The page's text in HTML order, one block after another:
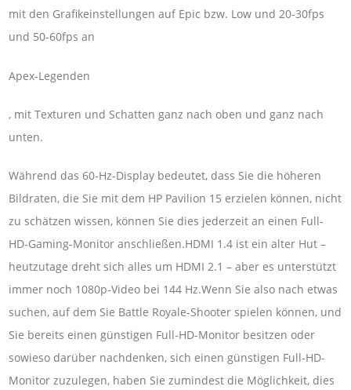
mit den Grafikeinstellungen auf Epic bzw. Low und 20-30fps
und 50-60fps an
Apex-Legenden
, mit Texturen und Schatten ganz nach oben und ganz nach
unten.
Während das 60-Hz-Display bedeutet, dass Sie die höheren
Bildraten, die Sie mit dem HP Pavilion 15 erzielen können, nicht
zu schätzen wissen, können Sie dies jederzeit an einen Full-
HD-Gaming-Monitor anschließen.HDMI 1.4 ist ein alter Hut –
heutzutage dreht sich alles um HDMI 2.1 – aber es unterstützt
immer noch 1080p-Video bei 144 Hz.Wenn Sie also nach etwas
suchen, auf dem Sie Battle Royale-Shooter spielen können, und
Sie bereits einen günstigen Full-HD-Monitor besitzen oder
sowieso darüber nachdenken, sich einen günstigen Full-HD-
Monitor zuzulegen, haben Sie zumindest die Möglichkeit, dies